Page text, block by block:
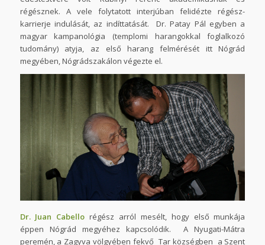
régésznek. A vele folytatott interjúban felidézte régész-
karrierje indulását, az indíttatását. Dr. Patay Pál egyben a
magyar kampanológia (templomi harangokkal foglalkozó
tudomány) atyja, az első harang felmérését itt Nógrád
megyében, Nógrádszakálon végezte el.
Dr. Juan Cabello régész arról mesélt, hogy első munkája
éppen Nógrád megyéhez kapcsolódik. A Nyugati-Mátra
peremén, a Zagyva völgyében fekvő Tar községben a Szent